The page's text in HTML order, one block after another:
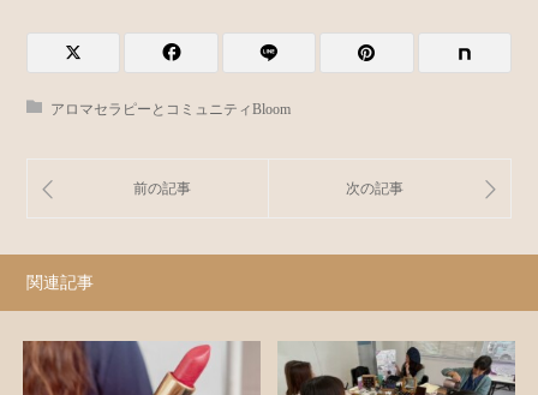
アロマセラピーとコミュニティBloom
関連記事